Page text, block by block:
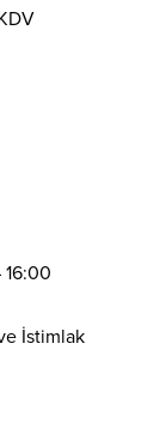
16:00
İstimlak